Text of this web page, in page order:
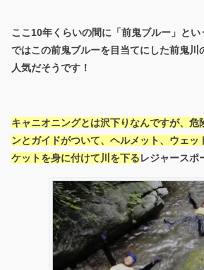
ここ10年くらいの間に「前鬼ブルー」と
ではこの前鬼ブルーを目当てにした前鬼川
人気だそうです！
キャニオニングとは沢下りなんですが、危
ンとガイドがついて、ヘルメット、ウェッ
ケットを身に付けて川を下るレジャースポ